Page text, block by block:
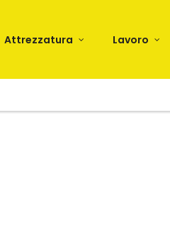
Attrezzatura Lavoro